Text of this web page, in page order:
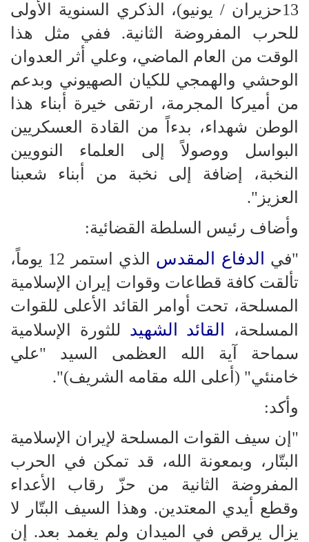
13حزيران / يونيو)، الذكري السنوية الأولى
للحرب المفروضة الثانية. ففي مثل هذا
الوقت من العام الماضي، وعلي أثر العدوان
الوحشي والهمجي للكيان الصهيوني وبدعم
من أميركا المجرمة، ارتقى خيرة أبناء هذا
الوطن شهداء، بدءاً من القادة العسكريين
البواسل ووصولاً إلى العلماء النوويين
النخبة، إضافة إلى نخبة من أبناء شعبنا
العزيز".
وأضاف رئيس السلطة القضائية:
"في
الدفاع المقدس
الذي استمر 12 يوماً،
تألقت كافة قطاعات وقوات إيران الإسلامية
المسلحة، تحت أوامر القائد الأعلى للقوات
المسلحة، القائد الشهيد للثورة الإسلامية
سماحة آية الله العظمى السيد "علي
خامنئي" (أعلى الله مقامه الشريف)".
وأكد:
"إن سيف القوات المسلحة لإيران الإسلامية
البتّار، وبمعونة الله، قد تمكن في الحرب
المفروضة الثانية من حزّ رقاب الأعداء
وقطع أيدي المعتدين. وهذا السيف البتّار لا
يزال يرقص في الميدان ولم يغمد بعد. إن